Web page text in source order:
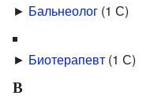
► Бальнеолог (1 С)
► Биотерапевт (1 С)
В